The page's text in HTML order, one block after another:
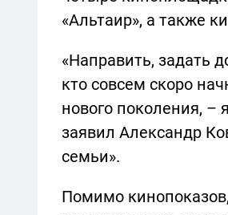
«Альтаир», а также
«Направить, задать
кто совсем скоро
нового поколения, –
заявил Александр
семьи».
Помимо